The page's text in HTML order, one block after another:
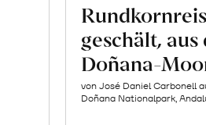
Rundkornreis
geschält, aus
Doñana-
von José Daniel Carbonell
Doñana Nationalpark,